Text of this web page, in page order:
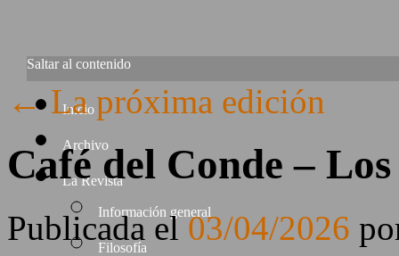
Saltar al contenido
Inicio
Archivo
La Revista
Información general
Filosofía
←La próxima edición
Café del Conde –
Publicada el 03/04/2026